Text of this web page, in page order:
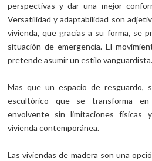
perspectivas y dar una mejor
Versatilidad y adaptabilidad son
vivienda, que gracias a su forma, se
situación de emergencia. El
pretende asumir un estilo vanguardista.
Mas que un espacio de resguardo,
escultórico que se transforma
envolvente sin limitaciones físicas
vivienda contemporánea.
Las viviendas de madera son una